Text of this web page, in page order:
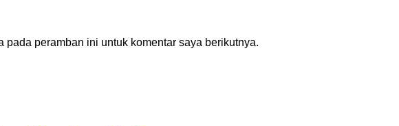
pada peramban ini untuk komentar saya berikutnya.